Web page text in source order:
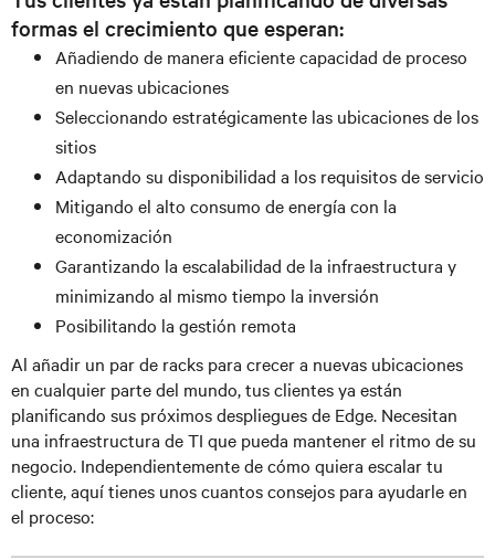
formas el crecimiento que esperan:
Añadiendo de manera eficiente capacidad de proceso
en nuevas ubicaciones
Seleccionando estratégicamente las ubicaciones de los
sitios
Adaptando su disponibilidad a los requisitos de servicio
Mitigando el alto consumo de energía con la
economización
Garantizando la escalabilidad de la infraestructura y
minimizando al mismo tiempo la inversión
Posibilitando la gestión remota
Al añadir un par de racks para crecer a nuevas ubicaciones
en cualquier parte del mundo, tus clientes ya están
planificando sus próximos despliegues de Edge. Necesitan
una infraestructura de TI que pueda mantener el ritmo de su
negocio. Independientemente de cómo quiera escalar tu
cliente, aquí tienes unos cuantos consejos para ayudarle en
el proceso: